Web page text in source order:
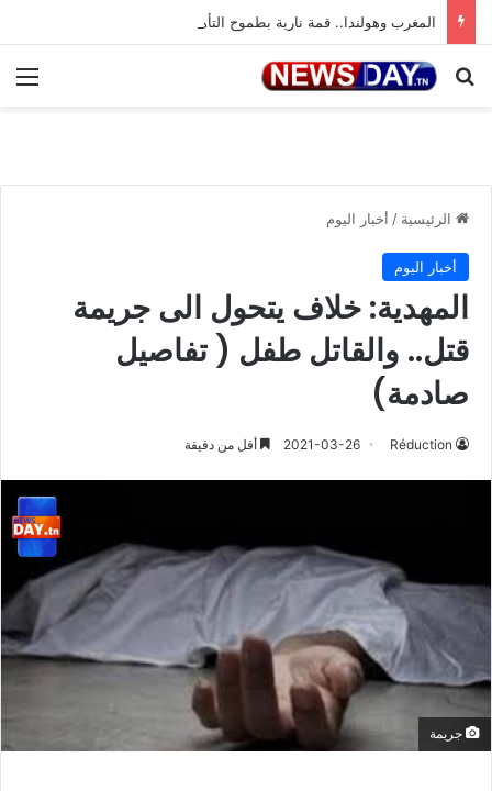
المغرب وهولندا.. قمة نارية بطموح التأهل إلى ثمن النهائي
بحث عن
الرئيسية / أخبار اليوم
أخبار اليوم
المهدية: خلاف يتحول الى جريمة
قتل.. والقاتل طفل ( تفاصيل
صادمة)
Réduction
2021-03-26 أقل من دقيقة
جريمة